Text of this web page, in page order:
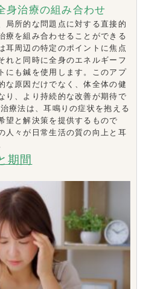
身治療の組み合わせ
局所的な問題点に対する直接的
療を組み合わせることができる
耳周辺の特定のポイントに焦点
れと同時に全身のエネルギーフ
にも鍼を使用します。このアプ
な原因だけでなく、体全体の健
り、より持続的な改善が期待で
療法は、耳鳴りの症状を抱える
望と解決策を提供するもので
人々が日常生活の質の向上と耳
期間